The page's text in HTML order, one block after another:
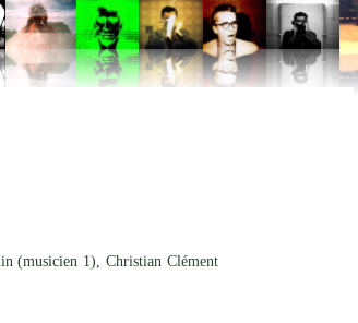
(musicien 1), Christian Clément